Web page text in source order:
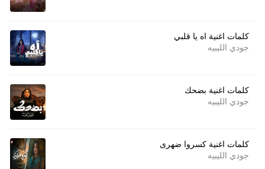
كلمات اغنية اه يا قلبي
جودي الليبيه
كلمات اغنية بضحك
جودي الليبيه
كلمات اغنية كسروا ضهرى
جودي الليبيه